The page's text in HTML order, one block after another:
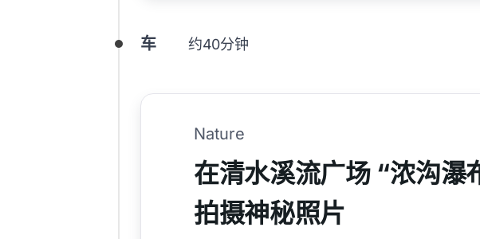
车 约40分钟
Nature
在清水溪流广场 “浓沟瀑
拍摄神秘照片